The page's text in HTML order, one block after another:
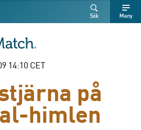
SÖK
Meny
Sök
14:10 CET
på
himlen